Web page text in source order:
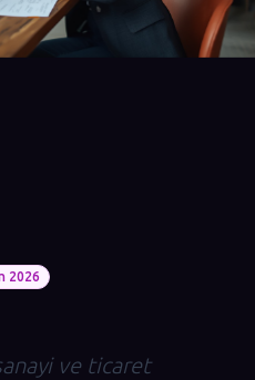
2026
ve ticaret